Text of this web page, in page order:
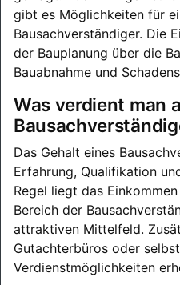
gibt es Möglichkeiten für
Bausachverständiger. Die
der Bauplanung über die
Bauabnahme und
Was verdient man
Das Gehalt eines
Erfahrung, Qualifikation
Regel liegt das
Bereich der
attraktiven Mittelfeld.
Gutachterbüros oder
Verdienstmöglichkeiten